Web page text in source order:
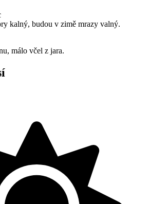
kalný, budou v zimě mrazy valný.
málo včel z jara.